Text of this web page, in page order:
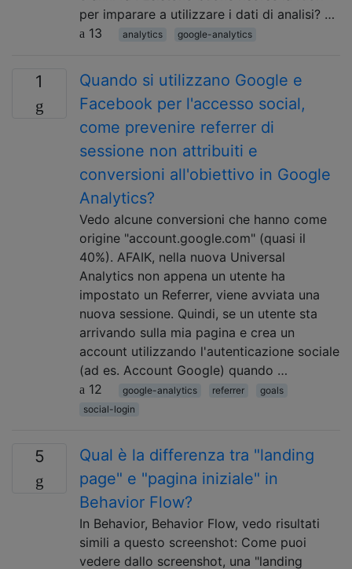
per imparare a utilizzare i dati di analisi? …
13
analytics google-analytics
1
Quando si utilizzano Google e
Facebook per l'accesso social,
come prevenire referrer di
sessione non attribuiti e
conversioni all'obiettivo in Google
Analytics?
Vedo alcune conversioni che hanno come
origine "account.google.com" (quasi il
40%). AFAIK, nella nuova Universal
Analytics non appena un utente ha
impostato un Referrer, viene avviata una
nuova sessione. Quindi, se un utente sta
arrivando sulla mia pagina e crea un
account utilizzando l'autenticazione sociale
(ad es. Account Google) quando …
12
google-analytics referrer
goals
social-login
5
Qual è la differenza tra "landing
page" e "pagina iniziale" in
Behavior Flow?
In Behavior, Behavior Flow, vedo risultati
simili a questo screenshot: Come puoi
vedere dallo screenshot, una "landing